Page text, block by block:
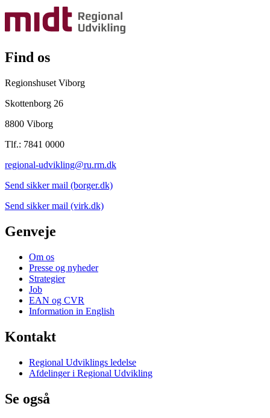
Find os
Regionshuset Viborg
Skottenborg 26
8800 Viborg
Tlf.: 7841 0000
regional-udvikling@ru.rm.dk
Send sikker mail (borger.dk)
Send sikker mail (virk.dk)
Genveje
Om os
Presse og nyheder
Strategier
Job
EAN og CVR
Information in English
Kontakt
Regional Udviklings ledelse
Afdelinger i Regional Udvikling
Se også